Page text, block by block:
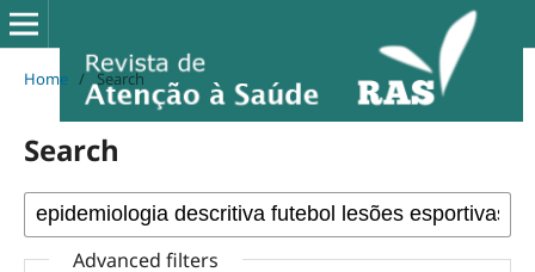
Home / Search
Search
Advanced filters